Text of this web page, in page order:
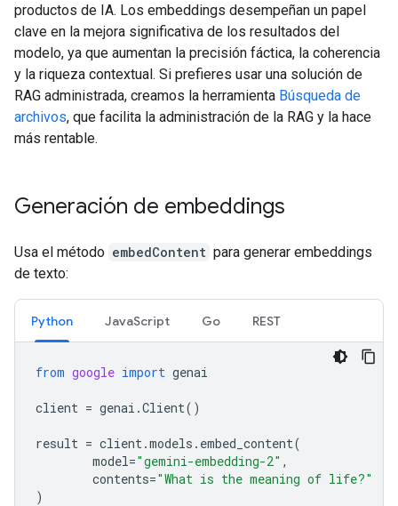
productos de IA. Los embeddings desempeñan un papel
clave en la mejora significativa de los resultados del
modelo, ya que aumentan la precisión fáctica, la coherencia
y la riqueza contextual. Si prefieres usar una solución de
RAG administrada, creamos la herramienta Búsqueda de
archivos, que facilita la administración de la RAG y la hace
más rentable.
Generación de embeddings
Usa el método embedContent para generar embeddings
de texto:
Python JavaScript Go REST
from google import genai
client = genai .Client()
result = client.models . embed_content(
model="gemini-embedding-2" ,
contents="What is the meaning of life?"
)